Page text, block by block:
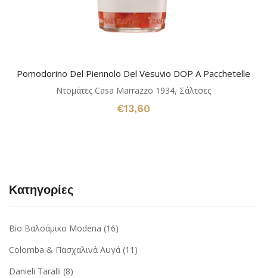
Pomodorino Del Piennolo Del Vesuvio DOP A Pacchetelle
Ντομάτες Casa Marrazzo 1934, Σάλτσες
€13,60
Κατηγορίες
Bio Βαλσάμικο Modena (16)
Colomba & Πασχαλινά Αυγά (11)
Danieli Taralli (8)